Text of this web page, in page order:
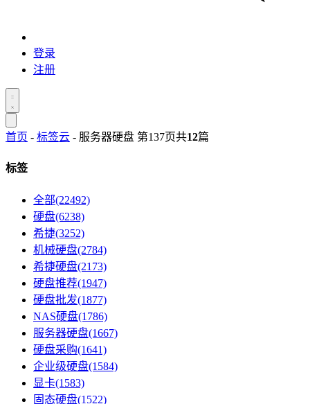
登录
注册
首页 - 标签云 - 服务器硬盘 第137页共12篇
标签
全部(22492)
硬盘(6238)
希捷(3252)
机械硬盘(2784)
希捷硬盘(2173)
硬盘推荐(1947)
硬盘批发(1877)
NAS硬盘(1786)
服务器硬盘(1667)
硬盘采购(1641)
企业级硬盘(1584)
显卡(1583)
固态硬盘(1522)